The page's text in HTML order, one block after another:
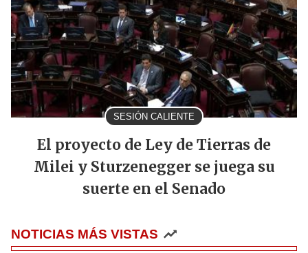
SESIÓN CALIENTE
El proyecto de Ley de Tierras de
Milei y Sturzenegger se juega su
suerte en el Senado
NOTICIAS MÁS VISTAS